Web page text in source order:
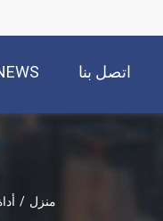
اتصل بنا
منزل /